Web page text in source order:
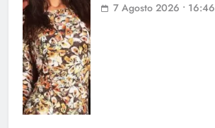
7 Agosto 2026 • 16:46